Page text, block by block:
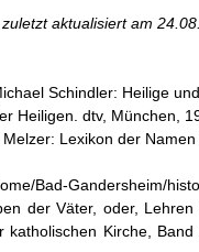
zuletzt aktualisiert am
Schindler: Heilige
Heiligen. dtv, München,
Lexikon der
Bad-Gandersheim/
der Väter, oder,
katholischen Kirche,